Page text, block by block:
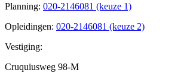
Planning: 020-2146081 (keuze 1)
Opleidingen: 020-2146081 (keuze 2)
Vestiging:
Cruquiusweg 98-M